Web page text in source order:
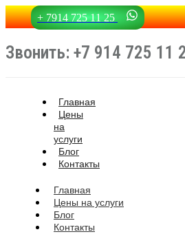
+ 7914 725 11 25
Звонить: +7 914 725 11
Главная
Цены
на
услуги
Блог
Контакты
Главная
Цены на услуги
Блог
Контакты